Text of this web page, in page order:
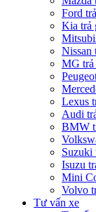
Ford
Kia trả
Nissan
MG trả
Lexus
Audi
BMW
Suzuki
Isuzu
Mini
Volvo
Tư vấn xe